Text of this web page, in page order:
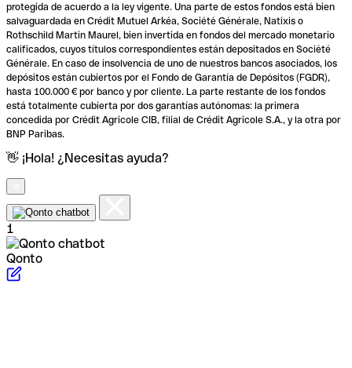
protegida de acuerdo a la ley vigente. Una parte de estos fondos está bien
salvaguardada en Crédit Mutuel Arkéa, Société Générale, Natixis o
Rothschild Martin Maurel, bien invertida en fondos del mercado monetario
calificados, cuyos títulos correspondientes están depositados en Société
Générale. En caso de insolvencia de uno de nuestros bancos asociados, los
depósitos están cubiertos por el Fondo de Garantía de Depósitos (FGDR),
hasta 100.000 € por banco y por cliente. La parte restante de los fondos
está totalmente cubierta por dos garantías autónomas: la primera
concedida por Crédit Agricole CIB, filial de Crédit Agricole S.A., y la otra por
BNP Paribas.
👋 ¡Hola! ¿Necesitas ayuda?
1
Qonto